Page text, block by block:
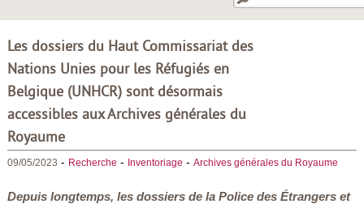
Les dossiers du Haut Commissariat des
Nations Unies pour les Réfugiés en
Belgique (UNHCR) sont désormais
accessibles aux Archives générales du
Royaume
09/05/2023 - Recherche - Inventoriage - Archives générales du Royaume
Depuis longtemps, les dossiers de la Police des Étrangers et